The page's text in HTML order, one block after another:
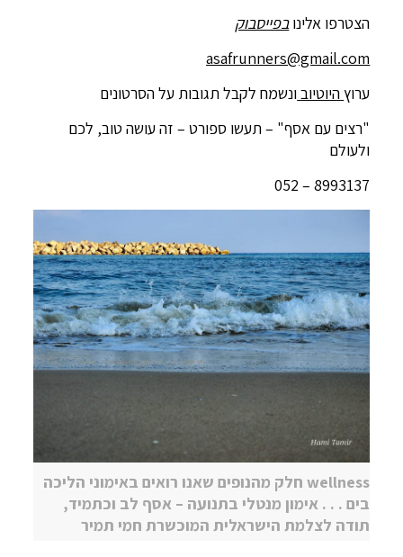
הצטרפו אלינובפייסבוק
asafrunners@gmail.com
ערוץ היוטיובונשמח לקבל תגובות על הסרטונים
"רצים עם אסף" – תעשו ספורט – זה עושה טוב, לכם
ולעולם
8993137 – 052
wellness חלק מהנופים שאנו רואים באימוני הליכה
בים . . . אימון מנטלי בתנועה – אסף לב וכתמיד,
תודה לצלמת הישראלית המוכשרת חמי תמיר